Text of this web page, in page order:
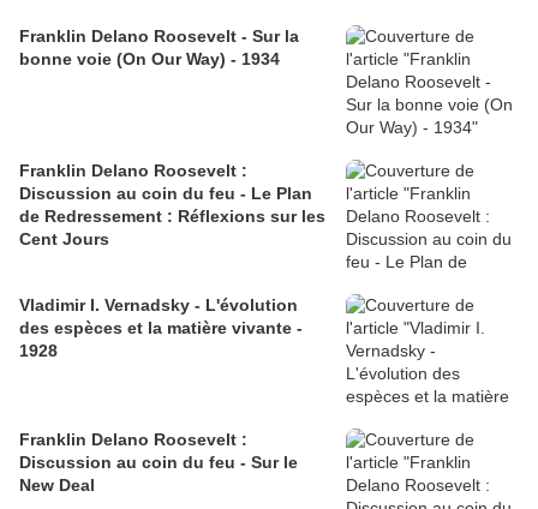
Franklin Delano Roosevelt - Sur la
bonne voie (On Our Way) - 1934
Franklin Delano Roosevelt :
Discussion au coin du feu - Le Plan
de Redressement : Réflexions sur les
Cent Jours
Vladimir I. Vernadsky - L'évolution
des espèces et la matière vivante -
1928
Franklin Delano Roosevelt :
Discussion au coin du feu - Sur le
New Deal